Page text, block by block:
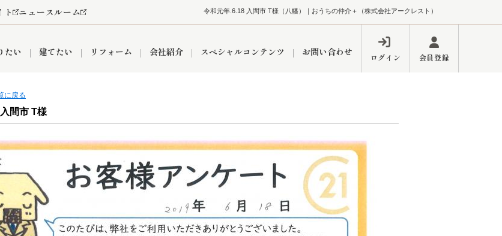
令和元年.6.18 入間市 T様（八幡）｜おうちの仲介＋（株式会社アークレスト）
ト ニュースルーム
す お気に入り 閲覧履歴 検索履歴
ノベーション済み物件
たい
績 よくある質問 売却コラム 査定依頼フォーム
空き家 リースバック
建てたい リフォーム
【埼玉】補助金・助成金 【東京】補助金・助成金
会社紹介
お客様の声 創業の想い 総合不動産の強み インフォメーション ブログ
入間営業所 ひばりケ丘営業所 秋津営業所 東久留米営業所
スペシャルコンテンツ
クくらぶ レンタルスペース 期間限定キャンペーン
お問い合わせ
頼 なんでもご相談 プライバシーポリシー
ログイン 会員登録
に戻る
間市 T様